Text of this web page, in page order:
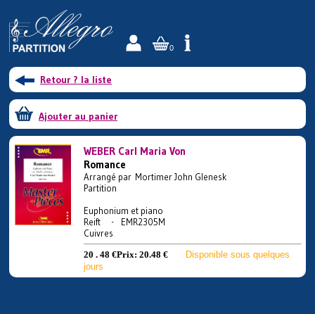
0
Retour ? la liste
Ajouter au panier
WEBER Carl Maria Von
Romance
Arrangé par Mortimer John Glenesk
Partition
Euphonium et piano
Reift - EMR2305M
Cuivres
20 . 48 €Prix: 20.48 €
Disponible sous quelques
jours